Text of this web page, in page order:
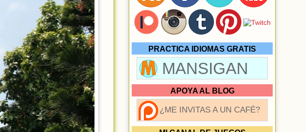
PRACTICA IDIOMAS GRATIS
MANSIGAN
APOYA AL BLOG
¿ME INVITAS A UN CAFÉ?